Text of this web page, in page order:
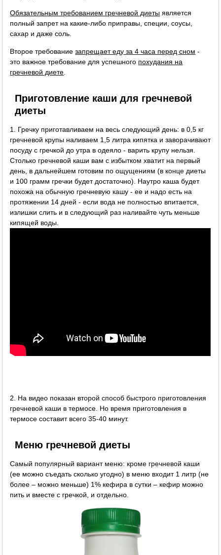
Обязательным требованием гречневой диеты является
полный запрет на какие-либо приправы, специи, соусы,
сахар и даже соль.
Второе требованиезапрещает еду за 4 часа перед сном -
это важное требование для успешного похудания на
гречневой диете
Приготовление каши для гречневой
диеты
1. Гречку приготавливаем на весь следующий день: в 0,5 кг
гречневой крупы наливаем 1,5 литра кипятка и заворачивают
посуду с гречкой до утра в одеяло - варить крупу нельзя.
Столько гречневой каши вам с избытком хватит на первый
день, в дальнейшем готовим по ощущениям (в конце диеты
и 100 грамм гречки будет достаточно). Наутро каша будет
похожа на обычную гречневую кашу - ее и надо есть на
протяжении 14 дней - если вода не полностью впитается,
излишки слить и в следующий раз наливайте чуть меньше
кипящей воды.
2. На видео показан второй способ быстрого приготовления
гречневой каши в термосе. Но время приготовления в
термосе составит всего 35-40 минут.
Меню гречневой диеты
Самый популярный вариант меню: кроме гречневой каши
(ее можно съедать сколько угодно) в меню входит 1 литр (не
более – можно меньше) 1% кефира в сутки – кефир можно
пить и вместе с гречкой, и отдельно.